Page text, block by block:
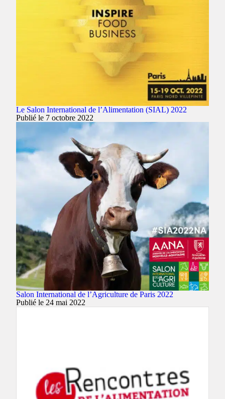
Le Salon International de l’Alimentation (SIAL) 2022
Publié le 7 octobre 2022
Salon International de l’Agriculture de Paris 2022
Publié le 24 mai 2022